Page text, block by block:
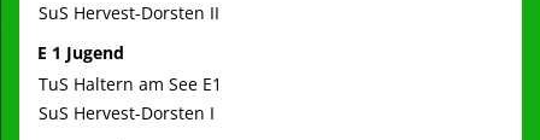
SuS Hervest-Dorsten II
E 1 Jugend
TuS Haltern am See E1
SuS Hervest-Dorsten I